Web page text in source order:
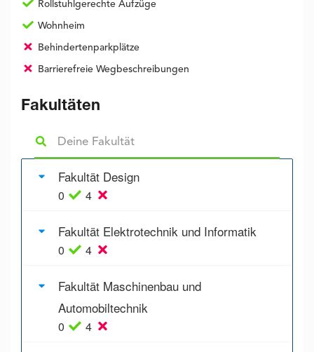
Rollstuhlgerechte Aufzüge
Wohnheim
Behindertenparkplätze
Barrierefreie Wegbeschreibungen
Fakultäten
Fakultät Design
0 4
Fakultät Elektrotechnik und Informatik
0 4
Fakultät Maschinenbau und
Automobiltechnik
0 4